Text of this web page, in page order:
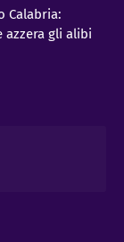
Calabria:
azzera gli alibi